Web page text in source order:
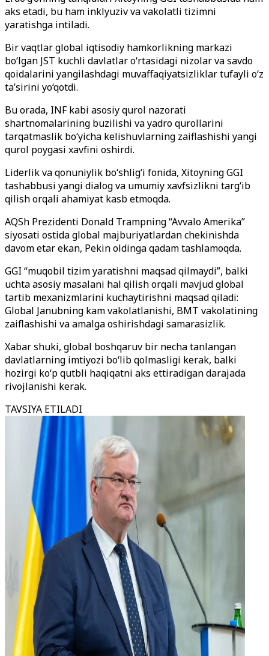
aks etadi, bu ham inklyuziv va vakolatli tizimni
yaratishga intiladi.
Bir vaqtlar global iqtisodiy hamkorlikning markazi
bo‘lgan JST kuchli davlatlar o‘rtasidagi nizolar va savdo
qoidalarini yangilashdagi muvaffaqiyatsizliklar tufayli o‘z
ta’sirini yo‘qotdi.
Bu orada, INF kabi asosiy qurol nazorati
shartnomalarining buzilishi va yadro qurollarini
tarqatmaslik bo‘yicha kelishuvlarning zaiflashishi yangi
qurol poygasi xavfini oshirdi.
Liderlik va qonuniylik bo‘shlig‘i fonida, Xitoyning GGI
tashabbusi yangi dialog va umumiy xavfsizlikni targ‘ib
qilish orqali ahamiyat kasb etmoqda.
AQSh Prezidenti Donald Trampning “Avvalo Amerika”
siyosati ostida global majburiyatlardan chekinishda
davom etar ekan, Pekin oldinga qadam tashlamoqda.
GGI “muqobil tizim yaratishni maqsad qilmaydi”, balki
uchta asosiy masalani hal qilish orqali mavjud global
tartib mexanizmlarini kuchaytirishni maqsad qiladi:
Global Janubning kam vakolatlanishi, BMT vakolatining
zaiflashishi va amalga oshirishdagi samarasizlik.
Xabar shuki, global boshqaruv bir necha tanlangan
davlatlarning imtiyozi bo‘lib qolmasligi kerak, balki
hozirgi ko‘p qutbli haqiqatni aks ettiradigan darajada
rivojlanishi kerak.
TAVSIYA ETILADI